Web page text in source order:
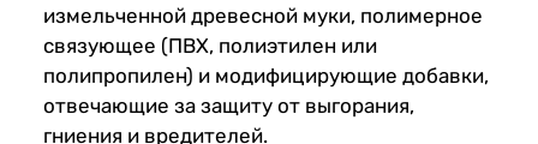
измельченной древесной муки, полимерное
связующее (ПВХ, полиэтилен или
полипропилен) и модифицирующие добавки,
отвечающие за защиту от выгорания,
гниения и вредителей.